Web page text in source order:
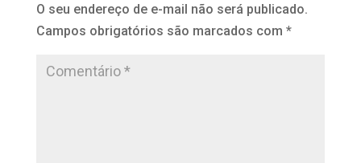
O seu endereço de e-mail não será publicado.
Campos obrigatórios são marcados com *